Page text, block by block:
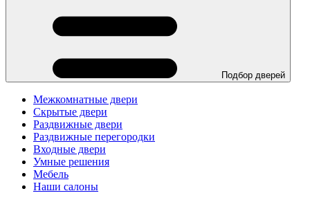
Подбор дверей
Межкомнатные двери
Скрытые двери
Раздвижные двери
Раздвижные перегородки
Входные двери
Умные решения
Мебель
Наши салоны